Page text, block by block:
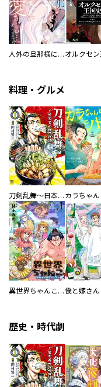
人外の旦那様に娶られ毎晩ナカまで愛される…。アンソロジー
料理・グルメ
刀剣乱舞～日本号つれづれ酒～
異世界ちゃんこ～横綱目前に召喚されたんだが～ 【連載版】
歴史・時代劇